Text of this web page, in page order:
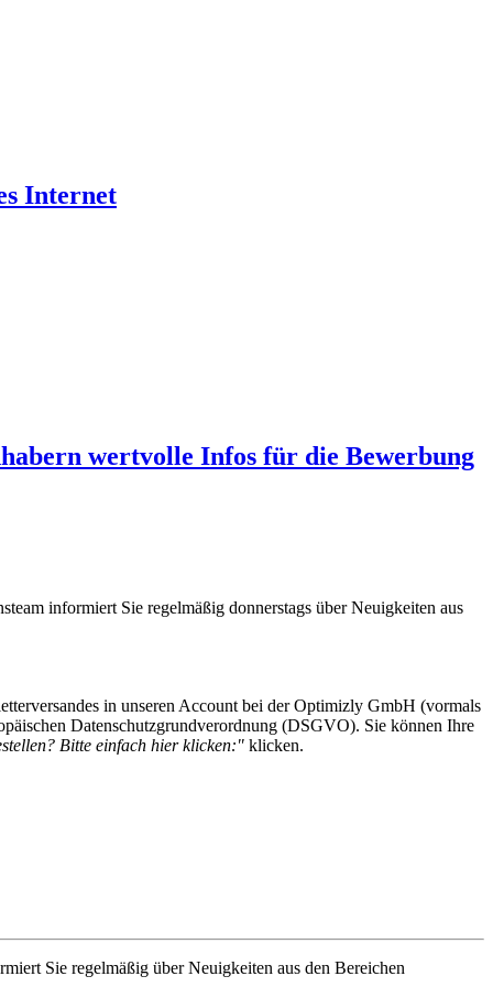
Internet
wertvolle Infos für die Bewerbung
informiert Sie regelmäßig donnerstags über Neuigkeiten aus
in unseren Account bei der Optimizly GmbH (vormals
Datenschutzgrundverordnung (DSGVO). Sie können Ihre
Bitte einfach hier klicken:" klicken.
Sie regelmäßig über Neuigkeiten aus den Bereichen